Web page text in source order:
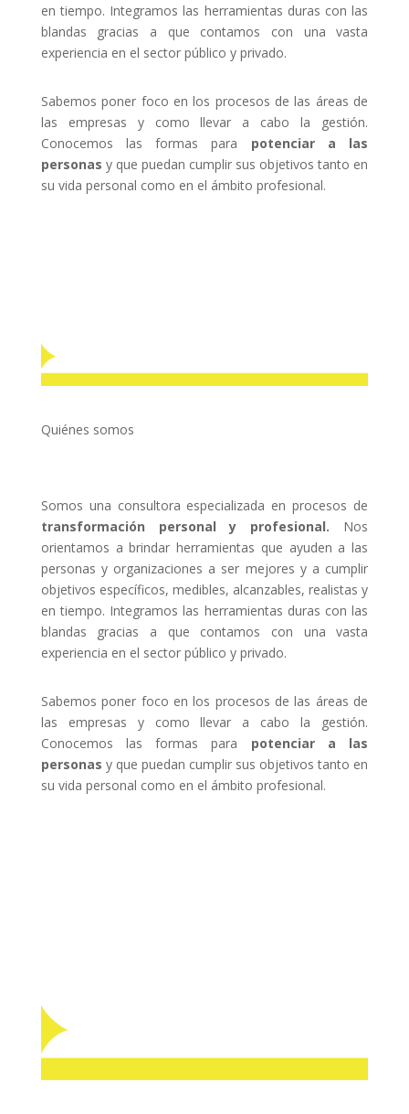
en tiempo. Integramos las herramientas duras con las
blandas gracias a que contamos con una vasta
experiencia en el sector público y privado.
Sabemos poner foco en los procesos de las áreas de
las empresas y como llevar a cabo la gestión.
Conocemos las formas para potenciar a las
personas y que puedan cumplir sus objetivos tanto en
su vida personal como en el ámbito profesional.
Quiénes somos
Somos una consultora especializada en procesos de
transformación personal y profesional. Nos
orientamos a brindar herramientas que ayuden a las
personas y organizaciones a ser mejores y a cumplir
objetivos específicos, medibles, alcanzables, realistas y
en tiempo. Integramos las herramientas duras con las
blandas gracias a que contamos con una vasta
experiencia en el sector público y privado.
Sabemos poner foco en los procesos de las áreas de
las empresas y como llevar a cabo la gestión.
Conocemos las formas para potenciar a las
personas y que puedan cumplir sus objetivos tanto en
su vida personal como en el ámbito profesional.